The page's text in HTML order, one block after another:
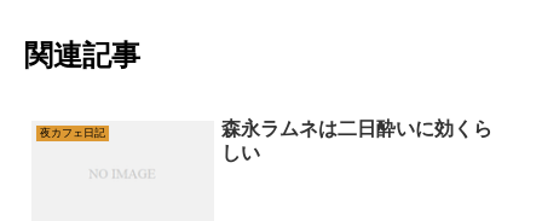
関連記事
夜カフェ日記
森永ラムネは二日酔いに効くら
しい